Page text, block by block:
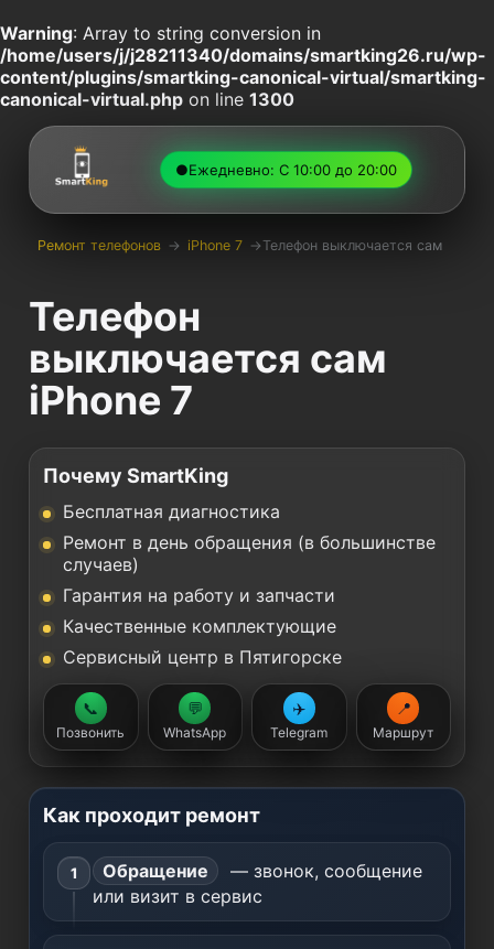
Warning: Array to string conversion in
/home/users/j/j28211340/domains/smartking26.ru/wp-
content/plugins/smartking-canonical-virtual/smartking-
canonical-virtual.php on line 1300
●Ежедневно: С 10:00 до 20:00
Ремонт телефонов → iPhone 7 →Телефон выключается сам
Телефон
выключается сам
iPhone 7
Почему SmartKing
Бесплатная диагностика
Ремонт в день обращения (в большинстве
случаев)
Гарантия на работу и запчасти
Качественные комплектующие
Сервисный центр в Пятигорске
📞
Позвонить
💬
WhatsApp
✈️
Telegram
📍
Маршрут
Как проходит ремонт
Обращение
— звонок, сообщение
или визит в сервис